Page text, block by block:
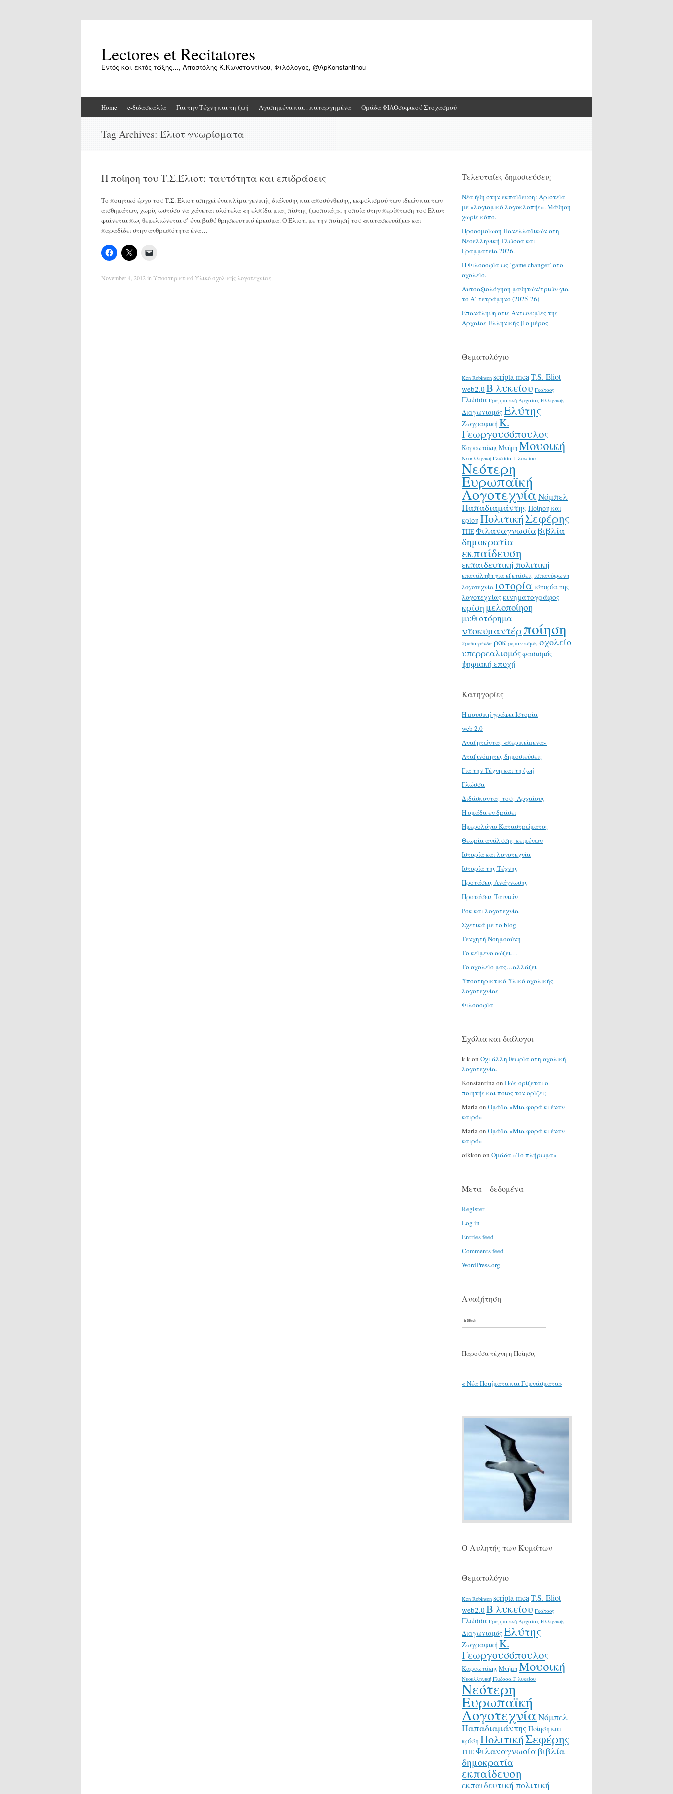
Lectores et Recitatores
Εντός και εκτός τάξης…, Αποστόλης Κ.Κωνσταντίνου, Φιλόλογος, @ApKonstantinou
to
Home e-διδασκαλία Για την Τέχνη και τη ζωή Αγαπημένα και…καταργημένα Ομάδα ΦΙΛΟσοφικού Στοχασμού
Tag Archives: Έλιοτ γνωρίσματα
Η ποίηση του Τ.Σ.Έλιοτ: ταυτότητα και επιδράσεις
Το ποιητικό έργο του Τ.Σ. Έλιοτ απηχεί ένα κλίμα γενικής διάλυσης και αποσύνθεσης, εκφυλισμού των ιδεών και των
αισθημάτων, χωρίς ωστόσο να χάνεται ολότελα «η ελπίδα μιας πίστης ζωοποιάς», η οποία στην περίπτωση του Έλιοτ
φαίνεται πως θεμελιώνεται σ’ ένα βαθύ θρησκευτικό έρεισμα. Ο Έλιοτ, με την ποίησή του «κατασκευάζει» και
παραδίδει στην ανθρωπότητα ένα…
November 4, 2012 in Υποστηρικτικό Υλικό σχολικής λογοτεχνίας
Τελευταίες δημοσιεύσεις
Νέα ήθη στην εκπαίδευση: Αριστεία
με «λογισμικό λογοκλοπής». Μάθηση
χωρίς κόπο.
Προσομοίωση Πανελλαδικών στη
Νεοελληνική Γλώσσα και
Γραμματεία 2026.
H Φιλοσοφία ως ‘game changer’ στο
σχολείο.
Αυτοαξιολόγηση μαθητών/τριών για
το Α΄ τετράμηνο (2025-26)
Επανάληψη στις Αντωνυμίες της
Αρχαίας Ελληνικής |1ο μέρος
Θεματολόγιο
Ken Robinson scripta meaT.S. Eliot
web2.0 Β λυκείου Γκάτσος
Γλώσσα Γραμματική Αρχαίας Ελληνικής
ΔιαγωνισμόςΕλύτης
Ζωγραφική Κ.
Γεωργουσόπουλος
ΚαρυωτάκηςΜνήμηΜουσική
Νεοελληνική Γλώσσα Γ λυκείου
Νεότερη
Ευρωπαϊκή
ΛογοτεχνίαΝόμπελ
Παπαδιαμάντης Ποίηση και
κρίση ΠολιτικήΣεφέρης
ΤΠΕΦιλαναγνωσίαβιβλία
δημοκρατία
εκπαίδευση
εκπαιδευτική πολιτική
επανάληψη για εξετάσεις ισπανόφωνη
λογοτεχνία ιστορία ιστορία της
λογοτεχνίαςκινηματογράφος
κρίση μελοποίηση
μυθιστόρημα
ντοκυμαντέρποίηση
προπαγάνδα ροκ ρομαντισμός σχολείο
υπερρεαλισμόςφασισμός
ψηφιακή εποχή
Κατηγορίες
H μουσική γράφει Ιστορία
web 2.0
Αναζητώντας «περικείμενα»
Αταξινόμητες δημοσιεύσεις
Για την Τέχνη και τη ζωή
Γλώσσα
Διδάσκοντας τους Αρχαίους
Η ομάδα εν δράσει
Ημερολόγιο Καταστρώματος
Θεωρία ανάλυσης κειμένων
Ιστορία και λογοτεχνία
Ιστορία της Τέχνης
Προτάσεις Ανάγνωσης
Προτάσεις Ταινιών
Ροκ και λογοτεχνία
Σχετικά με το blog
Τενχητή Νοημοσύνη
Το κείμενο σώζει…
Το σχολείο μας…αλλάζει
Υποστηρικτικό Υλικό σχολικής
λογοτεχνίας
Φιλοσοφία
Σχόλια και διάλογοι
k kon Όχι άλλη θεωρία στη σχολική
λογοτεχνία.
Konstantinaon Πώς ορίζεται ο
ποιητής και ποιος τον ορίζει;
Mariaon Ομάδα «Μια φορά κι έναν
καιρό»
Mariaon Ομάδα «Μια φορά κι έναν
καιρό»
oikkon on Ομάδα «Το πλήρωμα»
Μετα – δεδομένα
Register
Log in
Entries feed
Comments feed
WordPress.org
Αναζήτηση
Search
Παρούσα τέχνη η Ποίησις
« Νέα Ποιήματα και Γυμνάσματα»
Ο Αυλητής των Κυμάτων
Θεματολόγιο
Ken Robinson scripta meaT.S. Eliot
web2.0 Β λυκείου Γκάτσος
Γλώσσα Γραμματική Αρχαίας Ελληνικής
ΔιαγωνισμόςΕλύτης
Ζωγραφική Κ.
Γεωργουσόπουλος
ΚαρυωτάκηςΜνήμηΜουσική
Νεοελληνική Γλώσσα Γ λυκείου
Νεότερη
Ευρωπαϊκή
ΛογοτεχνίαΝόμπελ
Παπαδιαμάντης Ποίηση και
κρίση ΠολιτικήΣεφέρης
ΤΠΕΦιλαναγνωσίαβιβλία
δημοκρατία
εκπαίδευση
εκπαιδευτική πολιτική